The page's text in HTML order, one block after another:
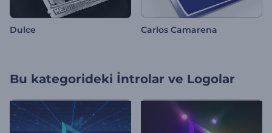
Dulce Carlos Camarena
Bu kategorideki İntrolar ve Logolar